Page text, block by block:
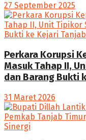
27 September 2025
Perkara Korupsi
Masuk Tahap II,
dan Barang Bukti
31 Maret 2026